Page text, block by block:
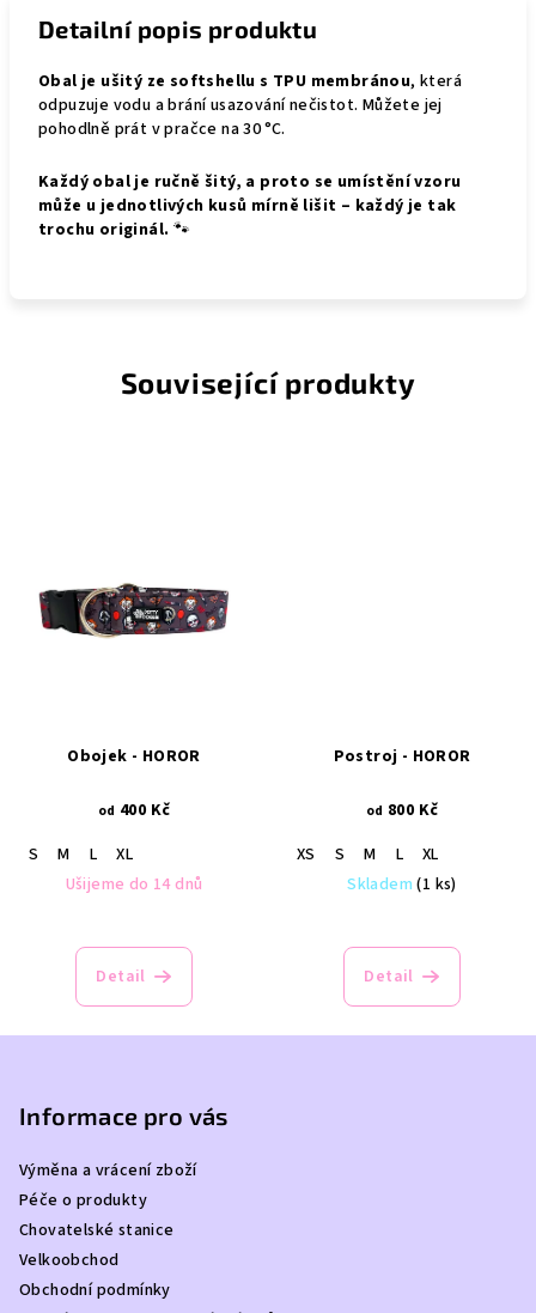
Detailní popis produktu
Obal je ušitý ze softshellu s TPU membránou, která
odpuzuje vodu a brání usazování nečistot. Můžete jej
pohodlně prát v pračce na 30 °C.
Každý obal je ručně šitý, a proto se umístění vzoru
může u jednotlivých kusů mírně lišit – každý je tak
trochu originál. 🐾
Související produkty
Obojek - HOROR
od 400 Kč
S
M L
XL
Ušijeme do 14 dnů
Detail
Postroj - HOROR
od 800 Kč
XS
S M L
XL
Skladem(1 ks)
Detail
Informace pro vás
Výměna a vrácení zboží
Péče o produkty
Chovatelské stanice
Velkoobchod
Obchodní podmínky